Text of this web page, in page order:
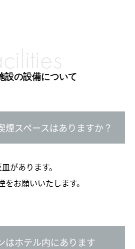
設の設備について
煙スペースはありますか？
があります。
お願いいたします。
はホテル内にあります